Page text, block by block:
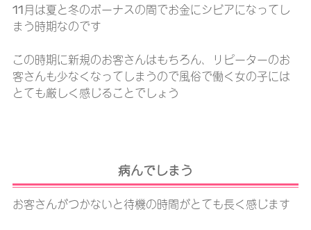
11月は夏と冬のボーナスの間でお金にシビアになってし
まう時期なのです
この時期に新規のお客さんはもちろん、リピーターのお
客さんも少なくなってしまうので風俗で働く女の子には
とても厳しく感じることでしょう
病んでしまう
お客さんがつかないと待機の時間がとても長く感じます